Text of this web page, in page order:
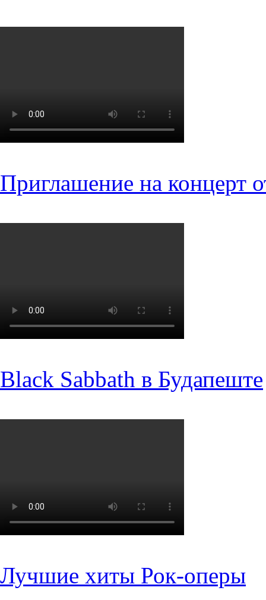
Приглашение на концерт
Black Sabbath в Будапеште
Лучшие хиты Рок-оперы